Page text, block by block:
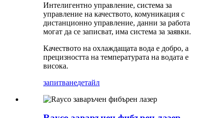
Интелигентно управление, система за
управление на качеството, комуникация с
дистанционно управление, данни за работа
могат да се записват, има система за заявки.
Качеството на охлаждащата вода е добро, а
прецизността на температурата на водата е
висока.
запитванедетайл